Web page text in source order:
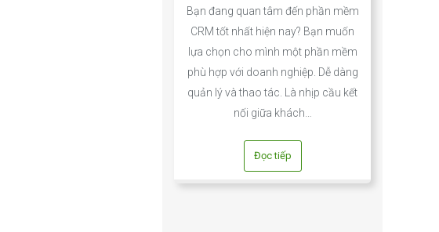
Bạn đang quan tâm đến phần mềm
CRM tốt nhất hiện nay? Bạn muốn
lựa chọn cho mình một phần mềm
phù hợp với doanh nghiệp. Dễ dàng
quản lý và thao tác. Là nhịp cầu kết
nối giữa khách…
Đọc tiếp